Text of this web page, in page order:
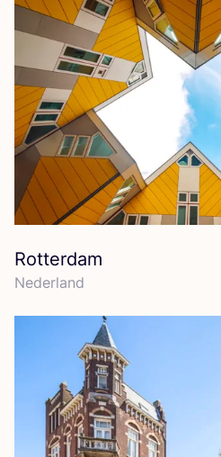
Rotterdam
Neder­land